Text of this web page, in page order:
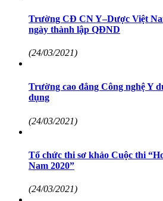
Trường CĐ CN Y–Dược Việt
ngày thành lập QĐND
(24/03/2021)
Trường cao đẳng Công nghệ Y
dụng
(24/03/2021)
Tổ chức thi sơ khảo Cuộc thi
Nam 2020”
(24/03/2021)